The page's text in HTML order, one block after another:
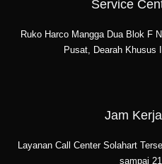
Service
Ruko Harco Mangga Dua Blok F
Pusat, Dearah Khusus
Jam
Layanan Call Center Solahart
sampai